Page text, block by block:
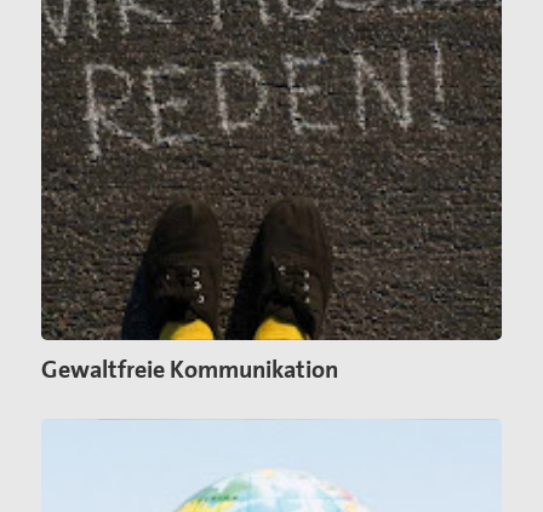
Gewaltfreie Kommunikation